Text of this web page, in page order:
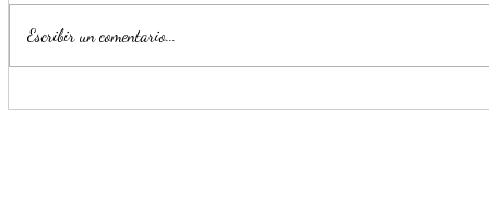
Estrategia Escudo permite
Llama
Escribir un comentario...